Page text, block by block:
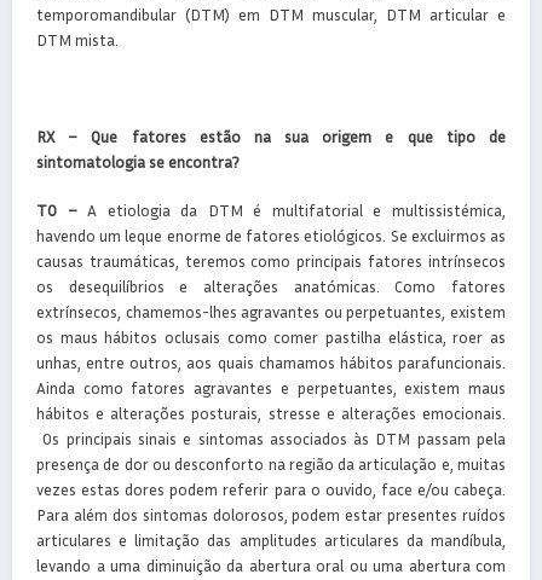
temporomandibular (DTM) em DTM muscular, DTM articular e
DTM mista.
RX – Que fatores estão na sua origem e que tipo de
sintomatologia se encontra?
TO –A etiologia da DTM é multifatorial e multissistémica,
havendo um leque enorme de fatores etiológicos. Se excluirmos as
causas traumáticas, teremos como principais fatores intrínsecos
os desequilíbrios e alterações anatómicas. Como fatores
extrínsecos, chamemos-lhes agravantes ou perpetuantes, existem
os maus hábitos oclusais como comer pastilha elástica, roer as
unhas, entre outros, aos quais chamamos hábitos parafuncionais.
Ainda como fatores agravantes e perpetuantes, existem maus
hábitos e alterações posturais, stresse e alterações emocionais.
Os principais sinais e sintomas associados às DTM passam pela
presença de dor ou desconforto na região da articulação e, muitas
vezes estas dores podem referir para o ouvido, face e/ou cabeça.
Para além dos sintomas dolorosos, podem estar presentes ruídos
articulares e limitação das amplitudes articulares da mandíbula,
levando a uma diminuição da abertura oral ou uma abertura com